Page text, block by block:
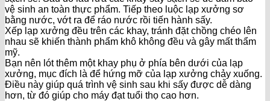
vệ sinh an toàn thực phẩm. Tiếp theo luộc lạp xưởng sơ
bằng nước, vớt ra để ráo nước rồi tiến hành sấy.
Xếp lạp xưởng đều trên các khay, tránh đặt chồng chéo lên
nhau sẽ khiến thành phẩm khô không đều và gây mất thẩm
mỹ.
Bạn nên lót thêm một khay phụ ở phía bên dưới của lạp
xưởng, mục đích là để hứng mỡ của lạp xưởng chảy xuống.
Điều này giúp quá trình vệ sinh sau khi sấy được dễ dàng
hơn, từ đó giúp cho máy đạt tuổi thọ cao hơn.